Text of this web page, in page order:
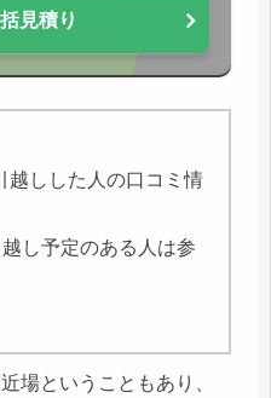
見積り
越しした人の口コミ情
し予定のある人は参
場ということもあり、